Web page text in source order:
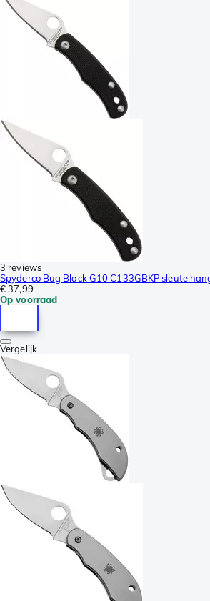
3 reviews
Spyderco Bug Black G10 C133GBKP
€ 37,99
Op voorraad
Vergelijk